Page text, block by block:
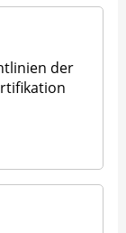
der